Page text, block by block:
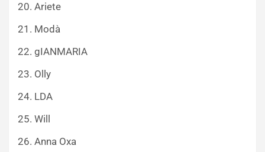
20. Ariete
21. Modà
22. gIANMARIA
23. Olly
24. LDA
25. Will
26. Anna Oxa